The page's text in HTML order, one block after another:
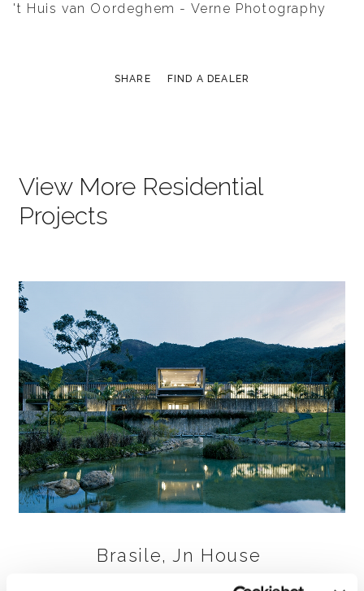
't Huis van Oordeghem - Verne Photography
SHARE FIND A DEALER
View More Residential
Projects
Brasile, Jn House